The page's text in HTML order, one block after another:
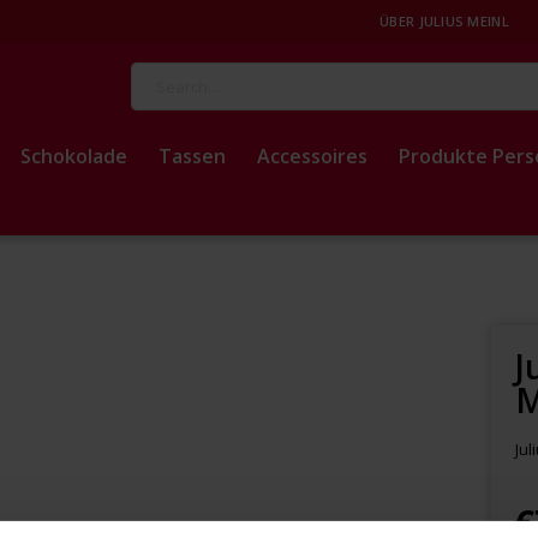
ÜBER JULIUS MEINL
Suche
Schokolade Tassen Accessoires Produkte